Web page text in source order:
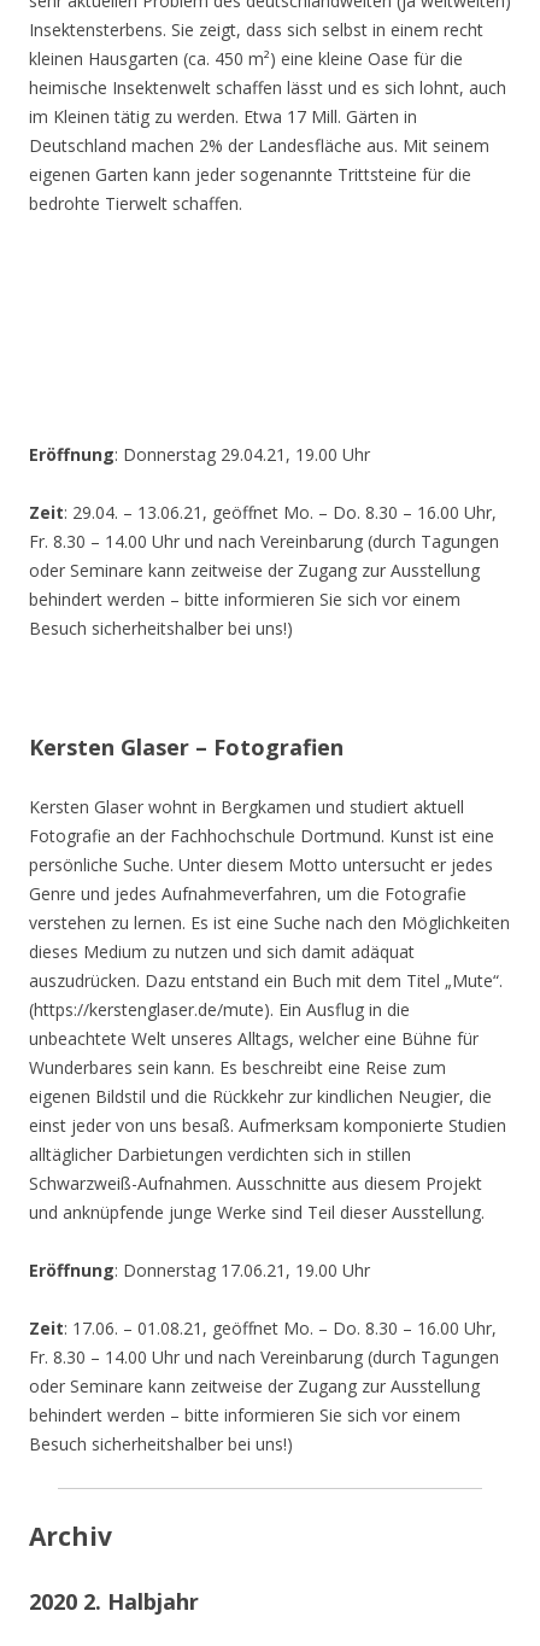
Insektensterbens. Sie zeigt, dass sich selbst in einem recht
kleinen Hausgarten (ca. 450 m²) eine kleine Oase für die
heimische Insektenwelt schaffen lässt und es sich lohnt, auch
im Kleinen tätig zu werden. Etwa 17 Mill. Gärten in
Deutschland machen 2% der Landesfläche aus. Mit seinem
eigenen Garten kann jeder sogenannte Trittsteine für die
bedrohte Tierwelt schaffen.
Eröffnung: Donnerstag 29.04.21, 19.00 Uhr
Zeit: 29.04. – 13.06.21, geöffnet Mo. – Do. 8.30 – 16.00 Uhr,
Fr. 8.30 – 14.00 Uhr und nach Vereinbarung (durch Tagungen
oder Seminare kann zeitweise der Zugang zur Ausstellung
behindert werden – bitte informieren Sie sich vor einem
Besuch sicherheitshalber bei uns!)
Kersten Glaser – Fotografien
Kersten Glaser wohnt in Bergkamen und studiert aktuell
Fotografie an der Fachhochschule Dortmund. Kunst ist eine
persönliche Suche. Unter diesem Motto untersucht er jedes
Genre und jedes Aufnahmeverfahren, um die Fotografie
verstehen zu lernen. Es ist eine Suche nach den Möglichkeiten
dieses Medium zu nutzen und sich damit adäquat
auszudrücken. Dazu entstand ein Buch mit dem Titel „Mute“.
(https://kerstenglaser.de/mute). Ein Ausflug in die
unbeachtete Welt unseres Alltags, welcher eine Bühne für
Wunderbares sein kann. Es beschreibt eine Reise zum
eigenen Bildstil und die Rückkehr zur kindlichen Neugier, die
einst jeder von uns besaß. Aufmerksam komponierte Studien
alltäglicher Darbietungen verdichten sich in stillen
Schwarzweiß-Aufnahmen. Ausschnitte aus diesem Projekt
und anknüpfende junge Werke sind Teil dieser Ausstellung.
Eröffnung: Donnerstag 17.06.21, 19.00 Uhr
Zeit: 17.06. – 01.08.21, geöffnet Mo. – Do. 8.30 – 16.00 Uhr,
Fr. 8.30 – 14.00 Uhr und nach Vereinbarung (durch Tagungen
oder Seminare kann zeitweise der Zugang zur Ausstellung
behindert werden – bitte informieren Sie sich vor einem
Besuch sicherheitshalber bei uns!)
Archiv
2020 2. Halbjahr